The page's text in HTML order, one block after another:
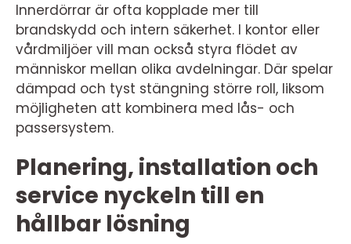
Innerdörrar är ofta kopplade mer till
brandskydd och intern säkerhet. I kontor eller
vårdmiljöer vill man också styra flödet av
människor mellan olika avdelningar. Där spelar
dämpad och tyst stängning större roll, liksom
möjligheten att kombinera med lås- och
passersystem.
Planering, installation och
service nyckeln till en
hållbar lösning